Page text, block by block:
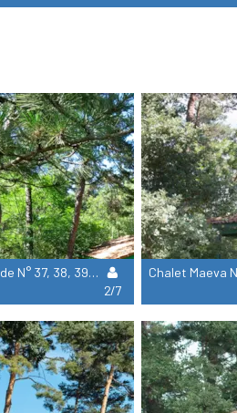
Chalet Jade N° 37, 38, 39, 40 -
2/7
Chalet Maeva